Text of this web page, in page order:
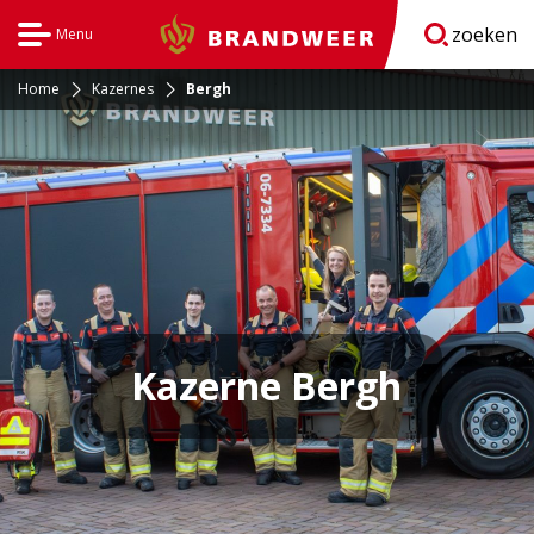
Menu Brandweer zoeken
Home Kazernes Bergh
Kazerne Bergh